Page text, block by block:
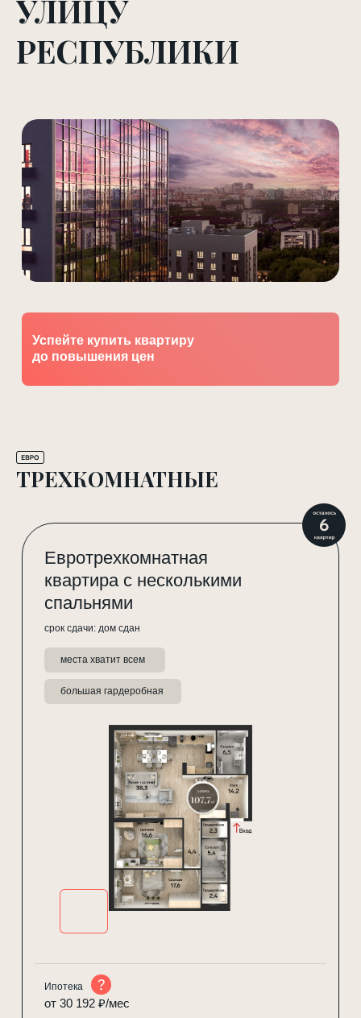
УЛИЦУ
РЕСПУБЛИКИ
Успейте купить квартиру
до повышения цен
ТРЕХКОМНАТНЫЕ
Евротрехкомнатная
квартира с несколькими
спальнями
большая гардеробная
места хватит всем
срок сдачи: дом сдан
от 30 192 ₽/мес
Ипотека